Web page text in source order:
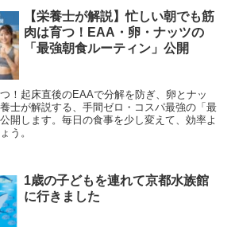
【栄養士が解説】忙しい朝でも筋
肉は育つ！EAA・卵・ナッツの
「最強朝食ルーティン」公開
！起床直後のEAAで分解を防ぎ、卵とナッ
士が解説する、手間ゼロ・コスパ最強の「最
開します。毎日の食事を少し変えて、効率よ
う。
1歳の子どもを連れて京都水族館
に行きました